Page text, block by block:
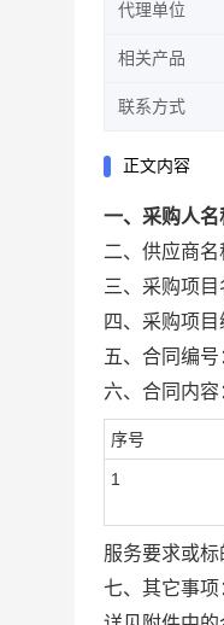
代理单位
相关产品
联系方式
正文内容
一、采购人名
二、供应商名
三、采购项目
四、采购项目
五、合同编号
六、合同内容
序号
1
服务要求或标
七、其它事项